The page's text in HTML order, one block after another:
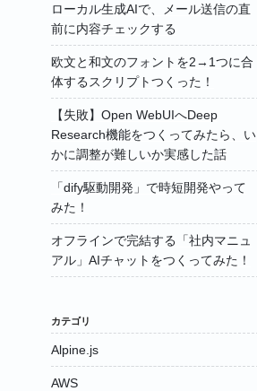
ローカル生成AIで、メール送信の直
前に内容チェックする
欧文と和文のフォントを2→1つに合
体するスクリプトつくった！
【失敗】Open WebUIへDeep
Research機能をつくってみたら、い
かに調整が難しいか実感した話
「dify駆動開発」で時短開発やって
みた！
オフラインで完結する「社内マニュ
アル」AIチャットをつくってみた！
カテゴリ
Alpine.js
AWS